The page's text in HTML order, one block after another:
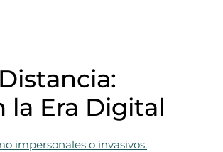
la Era Digital
impersonales o invasivos.